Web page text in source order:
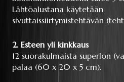
Lähtöalustana käytetään
sivuttaissiirtymistehtävän
2. Esteen yli kinkkaus
12 suorakulmaista superlon
palaa (60 x 20 x 5 cm).